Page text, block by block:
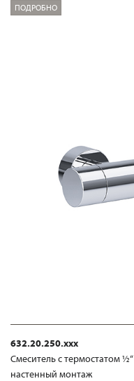
ПОДРОБНО
632.20.250.xxx
Смеситель с термостатом ½“
настенный монтаж